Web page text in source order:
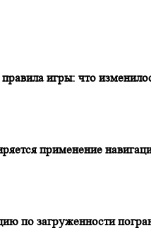
— только в ВЭД НАВИГАТОР
правила игры: что